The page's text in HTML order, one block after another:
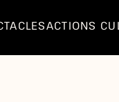
ACTIONS